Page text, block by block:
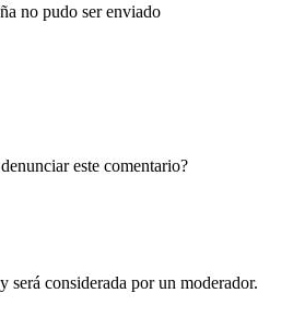
no pudo ser enviado
este comentario?
será considerada por un moderador.